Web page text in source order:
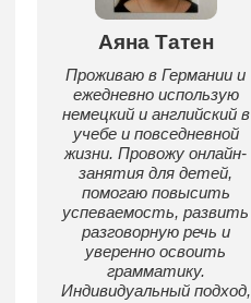
Аяна Татен
Проживаю в Германии и
ежедневно использую
немецкий и английский в
учебе и повседневной
жизни. Провожу онлайн-
занятия для детей,
помогаю повысить
успеваемость, развить
разговорную речь и
уверенно освоить
грамматику.
Индивидуальный подход,